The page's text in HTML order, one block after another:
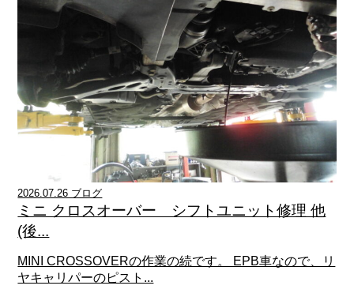
2026.07.26 ブログ
ミニ クロスオーバー シフトユニット修理 他
(後...
MINI CROSSOVERの作業の続です。 EPB車なので、リ
ヤキャリパーのピスト...